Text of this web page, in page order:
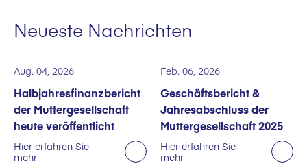
Neueste Nachrichten
Aug. 04, 2026
Halbjahresfinanzbericht
der Muttergesellschaft
heute veröffentlicht
Hier erfahren Sie
mehr
Feb. 06, 2026
Geschäftsbericht &
Jahresabschluss der
Muttergesellschaft 2025
Hier erfahren Sie
mehr